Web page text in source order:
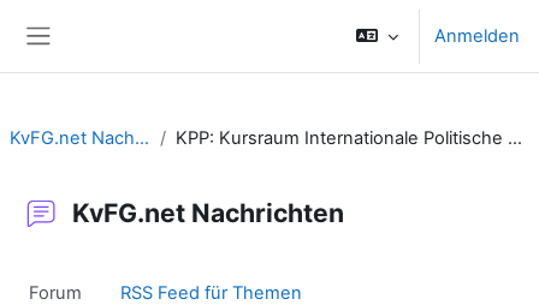
Anmelden
KvFG.net Nachrichten KPP: Kursraum Internationale Politische Ökonomie (IPÖ)
KvFG.net Nachrichten
Forum RSS Feed für Themen